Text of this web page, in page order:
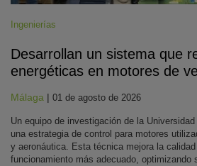
Ingenierías
Desarrollan un sistema que
energéticas en motores de
Málaga | 01 de agosto de 2026
Un equipo de investigación de la
una estrategia de control para motores
y aeronáutica. Esta técnica mejora la
funcionamiento más adecuado, optimizando